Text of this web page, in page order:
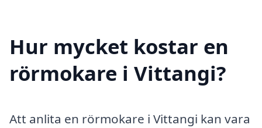
Hur mycket kostar en
rörmokare i Vittangi?
Att anlita en rörmokare i Vittangi kan vara